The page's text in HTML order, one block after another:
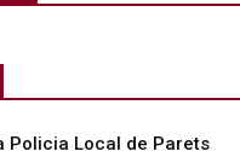
Policia Local de Parets